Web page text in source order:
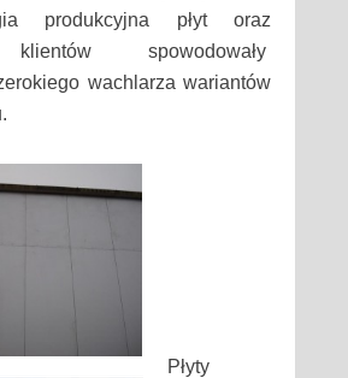
produkcyjna płyt oraz
klientów spowodowały
wachlarza wariantów
Płyty